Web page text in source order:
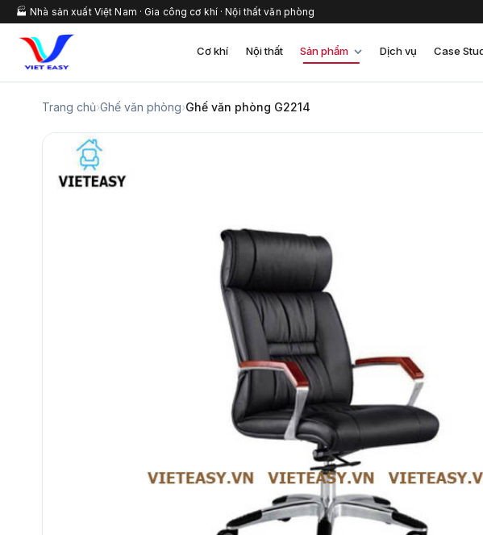
🏭 Nhà sản xuất Việt Nam · Gia công cơ khí · Nội thất văn phòng
Cơ khí Nội thất Sản phẩm Dịch vụ Case
Trang chủ›Ghế văn phòng›Ghế văn phòng G2214